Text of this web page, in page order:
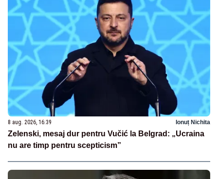
8 aug. 2026, 16:39 Ionuț Nichita
Zelenski, mesaj dur pentru Vučić la Belgrad: „Ucraina
nu are timp pentru scepticism”